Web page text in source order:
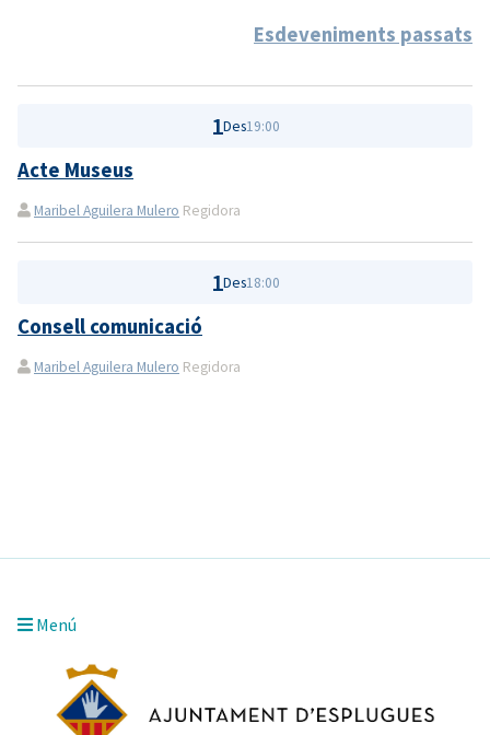
Esdeveniments passats
1Des19:00
Acte Museus
Maribel Aguilera Mulero Regidora
1Des18:00
Consell comunicació
Maribel Aguilera Mulero Regidora
Menú